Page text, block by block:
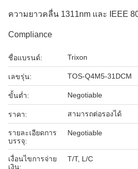
ความยาวคลื่น 1311nm และ IEEE
Compliance
ชื่อแบรนด์: Trixon
เลขรุ่น: TOS-Q4M5-31DCM
ขั้นต่ำ: Negotiable
ราคา: สามารถต่อรองได้
รายละเอียดการ
บรรจุ:
Negotiable
เงื่อนไขการจ่าย
เงิน:
T/T, L/C